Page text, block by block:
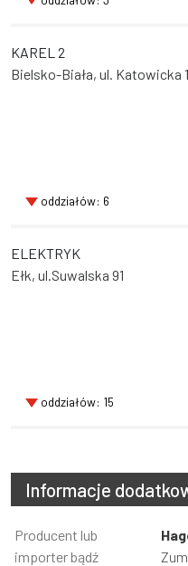
KAREL 2
Bielsko-Biała, ul. Katowicka
oddziałów: 6
ELEKTRYK
Ełk, ul.Suwalska 91
oddziałów: 15
Informacje
Informacja
Wartość
Producent lub
importer bądź